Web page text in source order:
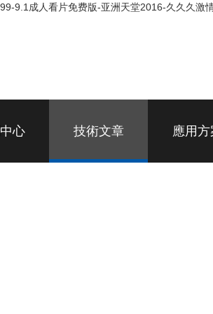
9.1成人看片免费版-亚洲天堂2016-久久久
心 技術文章 應用方